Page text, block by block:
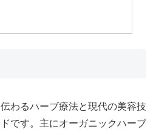
わるハーブ療法と現代の美容技
です。主にオーガニックハーブ